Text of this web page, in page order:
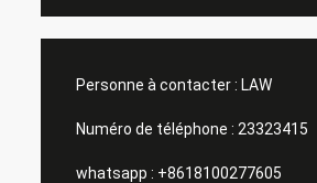
Personne à contacter : LAW
Numéro de téléphone : 23323415
whatsapp : +8618100277605